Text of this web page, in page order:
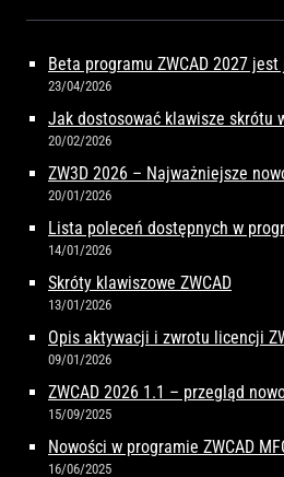
Beta programu ZWCAD 2027
23/04/2026
Jak dostosować klawisze skrótu
20/02/2026
ZW3D 2026 – Najważniejsze
20/01/2026
Lista poleceń dostępnych w
14/01/2026
Skróty klawiszowe ZWCAD
13/01/2026
Opis aktywacji i zwrotu licencji
09/01/2026
ZWCAD 2026 1.1 – przegląd
15/09/2025
Nowości w programie ZWCAD
16/06/2025